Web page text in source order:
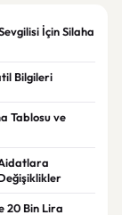
İçin Silaha
Bilgileri
Tablosu ve
20 Bin Lira